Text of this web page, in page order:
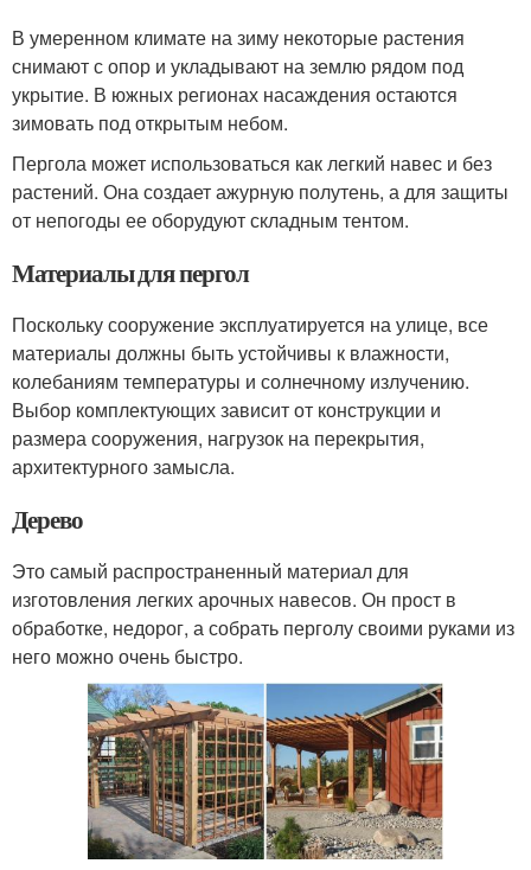
В умеренном климате на зиму некоторые растения
снимают с опор и укладывают на землю рядом под
укрытие. В южных регионах насаждения остаются
зимовать под открытым небом.
Пергола может использоваться как легкий навес и без
растений. Она создает ажурную полутень, а для защиты
от непогоды ее оборудуют складным тентом.
Материалы для пергол
Поскольку сооружение эксплуатируется на улице, все
материалы должны быть устойчивы к влажности,
колебаниям температуры и солнечному излучению.
Выбор комплектующих зависит от конструкции и
размера сооружения, нагрузок на перекрытия,
архитектурного замысла.
Дерево
Это самый распространенный материал для
изготовления легких арочных навесов. Он прост в
обработке, недорог, а собрать перголу своими руками из
него можно очень быстро.